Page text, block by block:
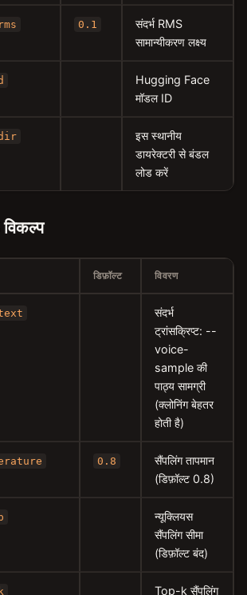
0.1
संदर्भ RMS
सामान्यीकरण लक्ष्य
Hugging Face
मॉडल ID
इस स्थानीय
डायरेक्टरी से बंडल
लोड करें
डिफ़ॉल्ट विवरण
संदर्भ
ट्रांसक्रिप्ट: --
voice-
sample की
पाठ्य सामग्री
(क्लोनिंग बेहतर
होती है)
0.8
सैंपलिंग तापमान
(डिफ़ॉल्ट 0.8)
न्यूक्लियस
सैंपलिंग सीमा
(डिफ़ॉल्ट बंद)
Top-k सैंपलिंग